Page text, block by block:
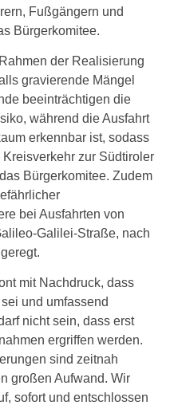
Fußgängern und
Bürgerkomitee.
der Realisierung
gravierende Mängel
beeinträchtigen die
während die Ausfahrt
erkennbar ist, sodass
zur Südtiroler
Bürgerkomitee. Zudem
bei Ausfahrten von
Galilei-Straße, nach
mit Nachdruck, dass
und umfassend
nicht sein, dass erst
ergriffen werden.
sind zeitnah
großen Aufwand. Wir
sofort und entschlossen